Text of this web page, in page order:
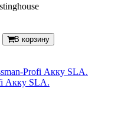
В корзину
Акку SLA.